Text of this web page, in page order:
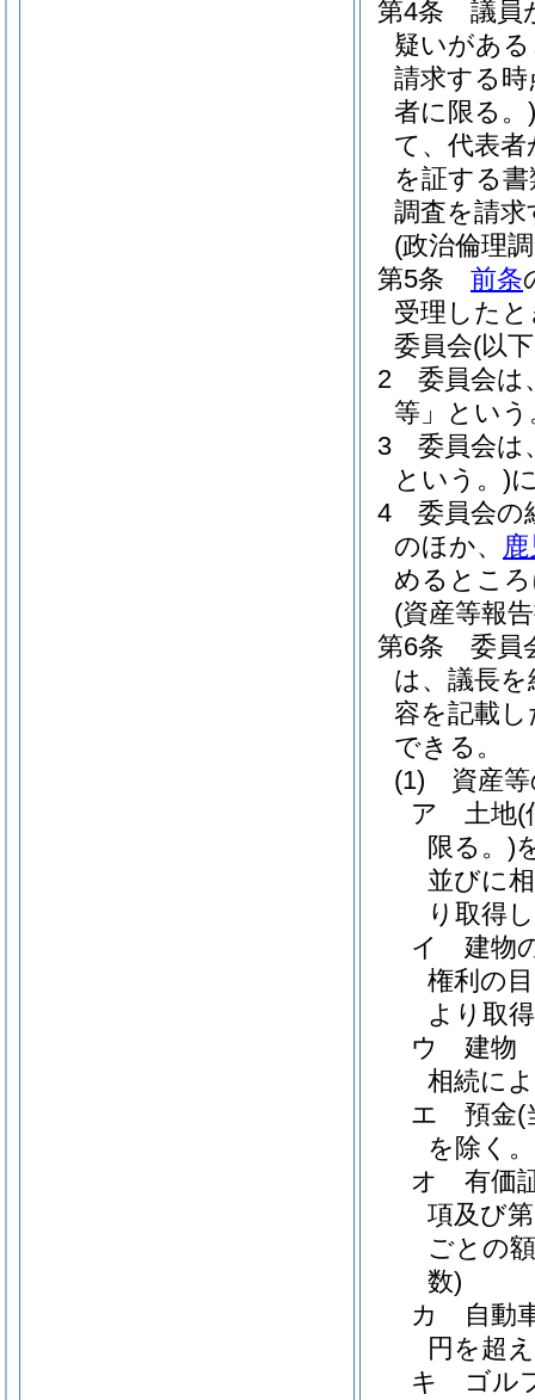
第4条
議員
疑いがあ
請求する
者に限る。)
て、代表
を証する
調査を請
(政治倫理
第5条
前条
受理した
委員会(以
2
委員会は
等」という
3
委員会は
という。)
4
委員会の
のほか、
めるとこ
(資産等報
第6条
委員
は、議長
容を記載
できる。
(1)
資産
ア
土地(
限る。)
並びに
り取得
イ
建物
権利の
より取
ウ
建物
相続に
エ
預金(
を除く
オ
有価
項及び
ごとの
数)
カ
自動
円を超
キ
ゴル